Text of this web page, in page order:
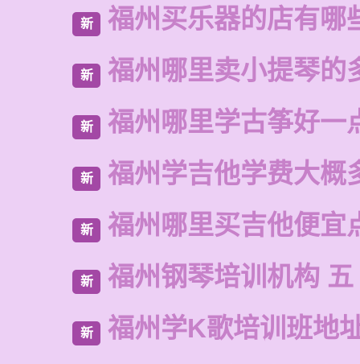
新 福州买乐器的店有哪
新 福州哪里卖小提琴的
新 福州哪里学古筝好一
新 福州学吉他学费大概
新 福州哪里买吉他便宜
新 福州钢琴培训机构 五
新 福州学K歌培训班地